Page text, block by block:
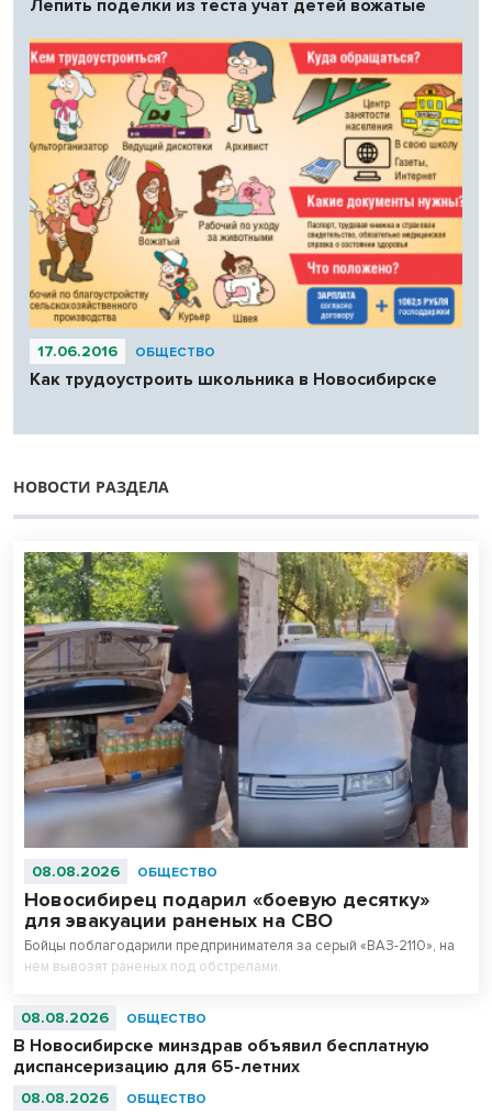
Лепить поделки из теста учат детей вожатые
17.06.2016 ОБЩЕСТВО
Как трудоустроить школьника в Новосибирске
НОВОСТИ РАЗДЕЛА
08.08.2026 ОБЩЕСТВО
Новосибирец подарил «боевую десятку»
для эвакуации раненых на СВО
Бойцы поблагодарили предпринимателя за серый «ВАЗ-2110», на
нем вывозят раненых под обстрелами.
08.08.2026 ОБЩЕСТВО
В Новосибирске минздрав объявил бесплатную
диспансеризацию для 65-летних
08.08.2026 ОБЩЕСТВО